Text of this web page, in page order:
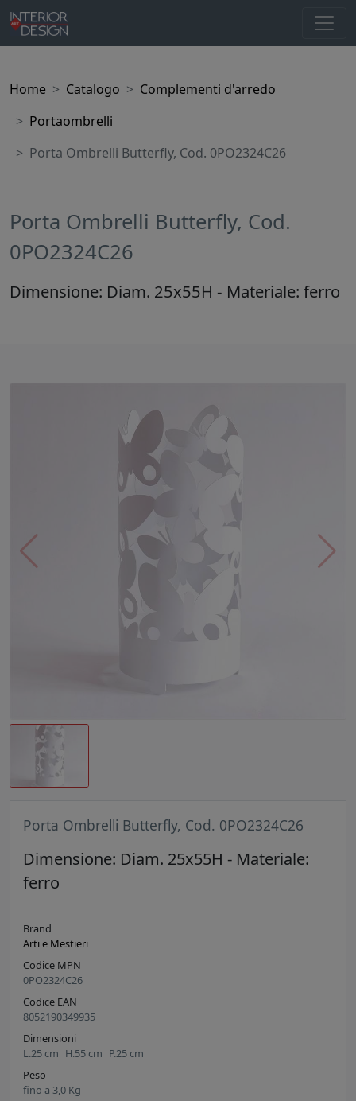
Home Catalogo
Complementi d'arredo
Portaombrelli
Porta Ombrelli Butterfly, Cod. 0PO2324C26
Porta Ombrelli Butterfly, Cod.
0PO2324C26
Dimensione: Diam. 25x55H - Materiale: ferro
Porta Ombrelli Butterfly, Cod. 0PO2324C26
Dimensione: Diam. 25x55H - Materiale:
ferro
Brand
Arti e Mestieri
Codice MPN
0PO2324C26
Codice EAN
8052190349935
Dimensioni
L.25 cm H.55 cm P.25 cm
Peso
fino a 3,0 Kg